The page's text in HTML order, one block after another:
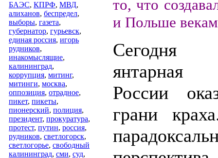
БАЭС, КПРФ, МВД,
алиханов, беспредел,
выборы, газета,
губернатор, гурьевск,
единая россия, игорь
рудников,
инакомыслящие,
калининград,
коррупция, митинг,
митинги, москва,
оппозиция, отрадное,
пикет, пикеты,
пионерский, полиция,
президент, прокуратура,
протест, путин, россия,
рудников, светлогорск,
светлогорье, свободный
калининград, сми, суд,
то, что
и Польше
Сегодня
янтарная
России
грани